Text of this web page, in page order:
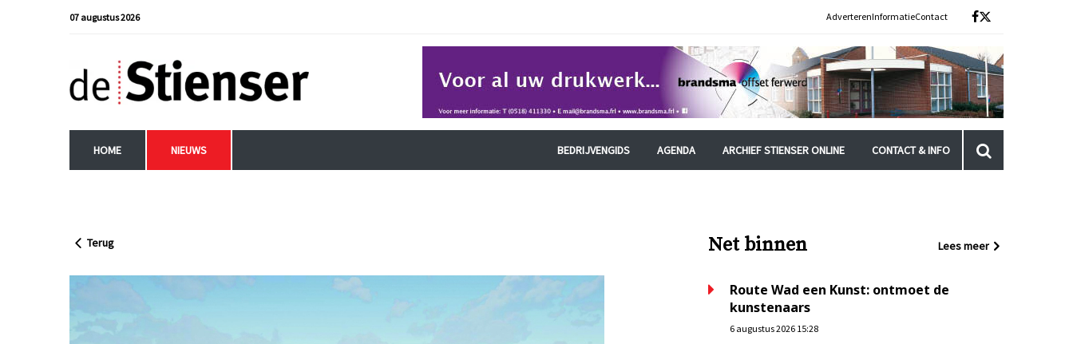
07 augustus 2026 AdverterenInformatieContact
HOME NIEUWS BEDRIJVENGIDS AGENDA ARCHIEF STIENSER ONLINE CONTACT & INFO
Terug Net binnen Lees meer
Route Wad een Kunst: ontmoet de
kunstenaars
6 augustus 2026 15:28